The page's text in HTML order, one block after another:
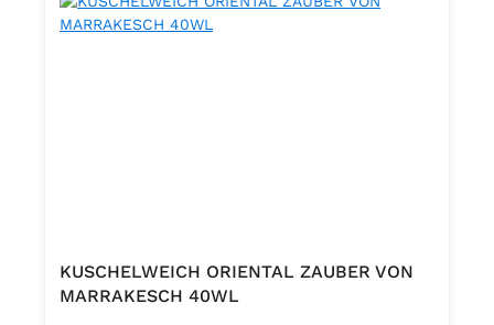
KUSCHELWEICH ORIENTAL ZAUBER VON
MARRAKESCH 40WL